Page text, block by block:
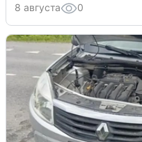
8 августа 0